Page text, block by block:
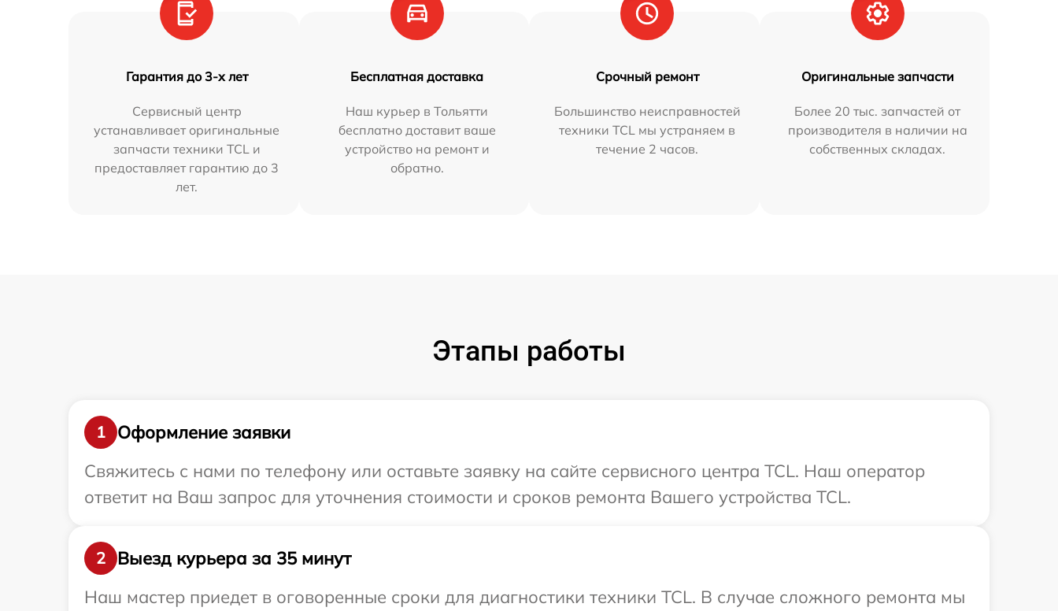
Гарантия до 3-х лет
Сервисный центр
устанавливает оригинальные
запчасти техники TCL и
предоставляет гарантию до 3
лет.
Бесплатная доставка
Наш курьер в Тольятти
бесплатно доставит ваше
устройство на ремонт и
обратно.
Срочный ремонт
Большинство неисправностей
техники TCL мы устраняем в
течение 2 часов.
Оригинальные запчасти
Более 20 тыс. запчастей от
производителя в наличии на
собственных складах.
Этапы работы
1
Оформление заявки
Свяжитесь с нами по телефону или оставьте заявку на сайте сервисного центра TCL. Наш оператор
ответит на Ваш запрос для уточнения стоимости и сроков ремонта Вашего устройства TCL.
2
Выезд курьера за 35 минут
Наш мастер приедет в оговоренные сроки для диагностики техники TCL. В случае сложного ремонта мы